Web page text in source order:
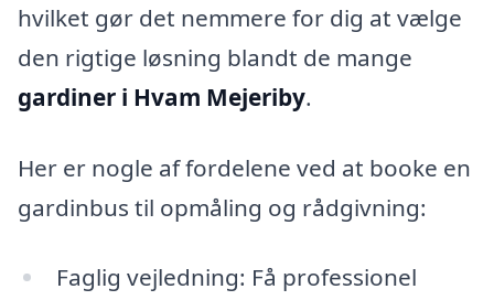
hvilket gør det nemmere for dig at vælge
den rigtige løsning blandt de mange
gardiner i Hvam Mejeriby.
Her er nogle af fordelene ved at booke en
gardinbus til opmåling og rådgivning:
Faglig vejledning: Få professionel